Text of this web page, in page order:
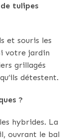
tulipes
et souris les
votre jardin
grillagés
détestent.
?
hybrides. La
ouvrant le bal